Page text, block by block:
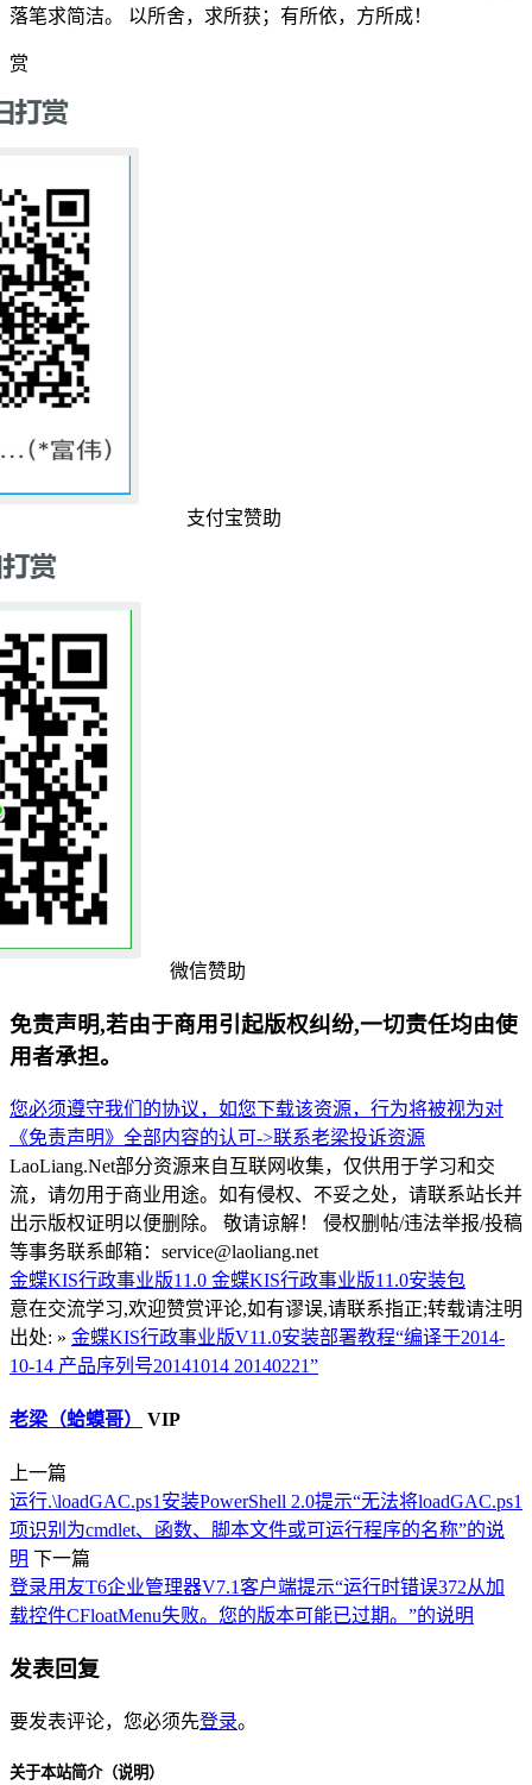
落笔求简洁。 以所舍，求所获；有所依，方所成！
赏
支付宝赞助
微信赞助
免责声明,若由于商用引起版权纠纷,一切责任均由使
用者承担。
您必须遵守我们的协议，如您下载该资源，行为将被视为对
《免责声明》全部内容的认可->联系老梁投诉资源
LaoLiang.Net部分资源来自互联网收集，仅供用于学习和交
流，请勿用于商业用途。如有侵权、不妥之处，请联系站长并
出示版权证明以便删除。 敬请谅解！ 侵权删帖/违法举报/投稿
等事务联系邮箱：service@laoliang.net
金蝶KIS行政事业版11.0 金蝶KIS行政事业版11.0安装包
意在交流学习,欢迎赞赏评论,如有谬误,请联系指正;转载请注明
出处: » 金蝶KIS行政事业版V11.0安装部署教程“编译于2014-
10-14 产品序列号20141014 20140221”
老梁（蛤蟆哥） VIP
上一篇
运行.\loadGAC.ps1安装PowerShell 2.0提示“无法将loadGAC.ps1
项识别为cmdlet、函数、脚本文件或可运行程序的名称”的说
明 下一篇
登录用友T6企业管理器V7.1客户端提示“运行时错误372从加
载控件CFloatMenu失败。您的版本可能已过期。”的说明
发表回复
要发表评论，您必须先登录。
关于本站简介（说明）